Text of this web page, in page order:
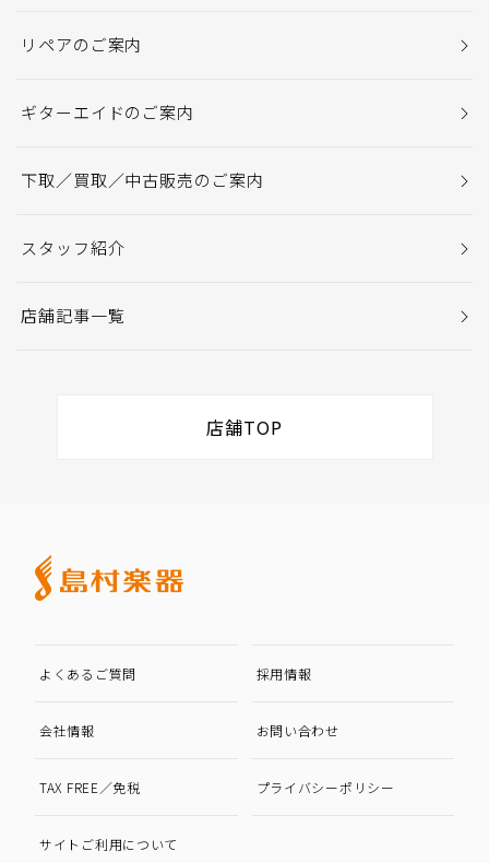
リペアのご案内
ギターエイドのご案内
下取／買取／中古販売のご案内
スタッフ紹介
店舗記事一覧
店舗TOP
よくあるご質問 採用情報
会社情報 お問い合わせ
TAX FREE／免税 プライバシーポリシー
サイトご利用について